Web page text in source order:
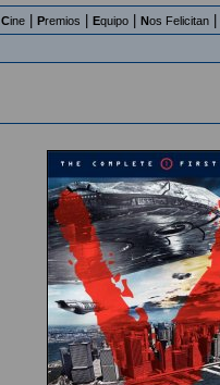
Cine Premios Equipo Nos Felicitan